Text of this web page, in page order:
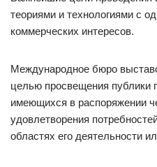
теориями и технологиями с
коммерческих интересов.
Международное бюро
целью просвещения публики
имеющихся в распоряжении
удовлетворения
областях его деятельности